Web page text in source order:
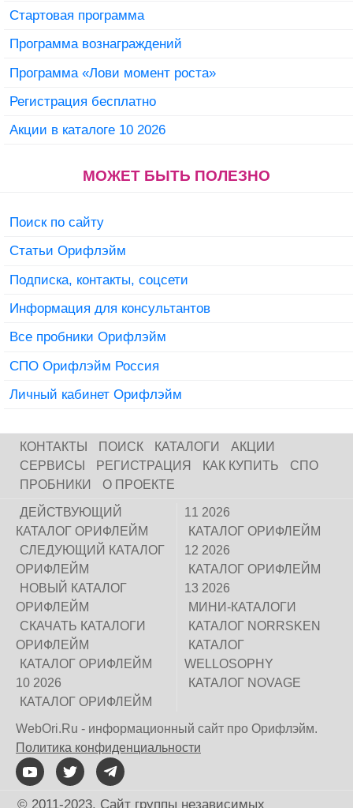
Стартовая программа
Программа вознаграждений
Программа «Лови момент роста»
Регистрация бесплатно
Акции в каталоге 10 2026
МОЖЕТ БЫТЬ ПОЛЕЗНО
Поиск по сайту
Статьи Орифлэйм
Подписка, контакты, соцсети
Информация для консультантов
Все пробники Орифлэйм
СПО Орифлэйм Россия
Личный кабинет Орифлэйм
КОНТАКТЫ ПОИСК КАТАЛОГИ
АКЦИИ
СЕРВИСЫ
РЕГИСТРАЦИЯ КАК КУПИТЬ
СПО
ПРОБНИКИ
О ПРОЕКТЕ
ДЕЙСТВУЮЩИЙ
КАТАЛОГ ОРИФЛЕЙМ
СЛЕДУЮЩИЙ КАТАЛОГ
ОРИФЛЕЙМ
НОВЫЙ КАТАЛОГ
ОРИФЛЕЙМ
СКАЧАТЬ КАТАЛОГИ
ОРИФЛЕЙМ
КАТАЛОГ ОРИФЛЕЙМ
10 2026
КАТАЛОГ ОРИФЛЕЙМ
11 2026
КАТАЛОГ ОРИФЛЕЙМ
12 2026
КАТАЛОГ ОРИФЛЕЙМ
13 2026
МИНИ-КАТАЛОГИ
КАТАЛОГ NORRSKEN
КАТАЛОГ
WELLOSOPHY
КАТАЛОГ NOVAGE
WebOri.Ru - информационный сайт про Орифлэйм.
Политика конфиденциальности
© 2011-2023. Сайт группы независимых